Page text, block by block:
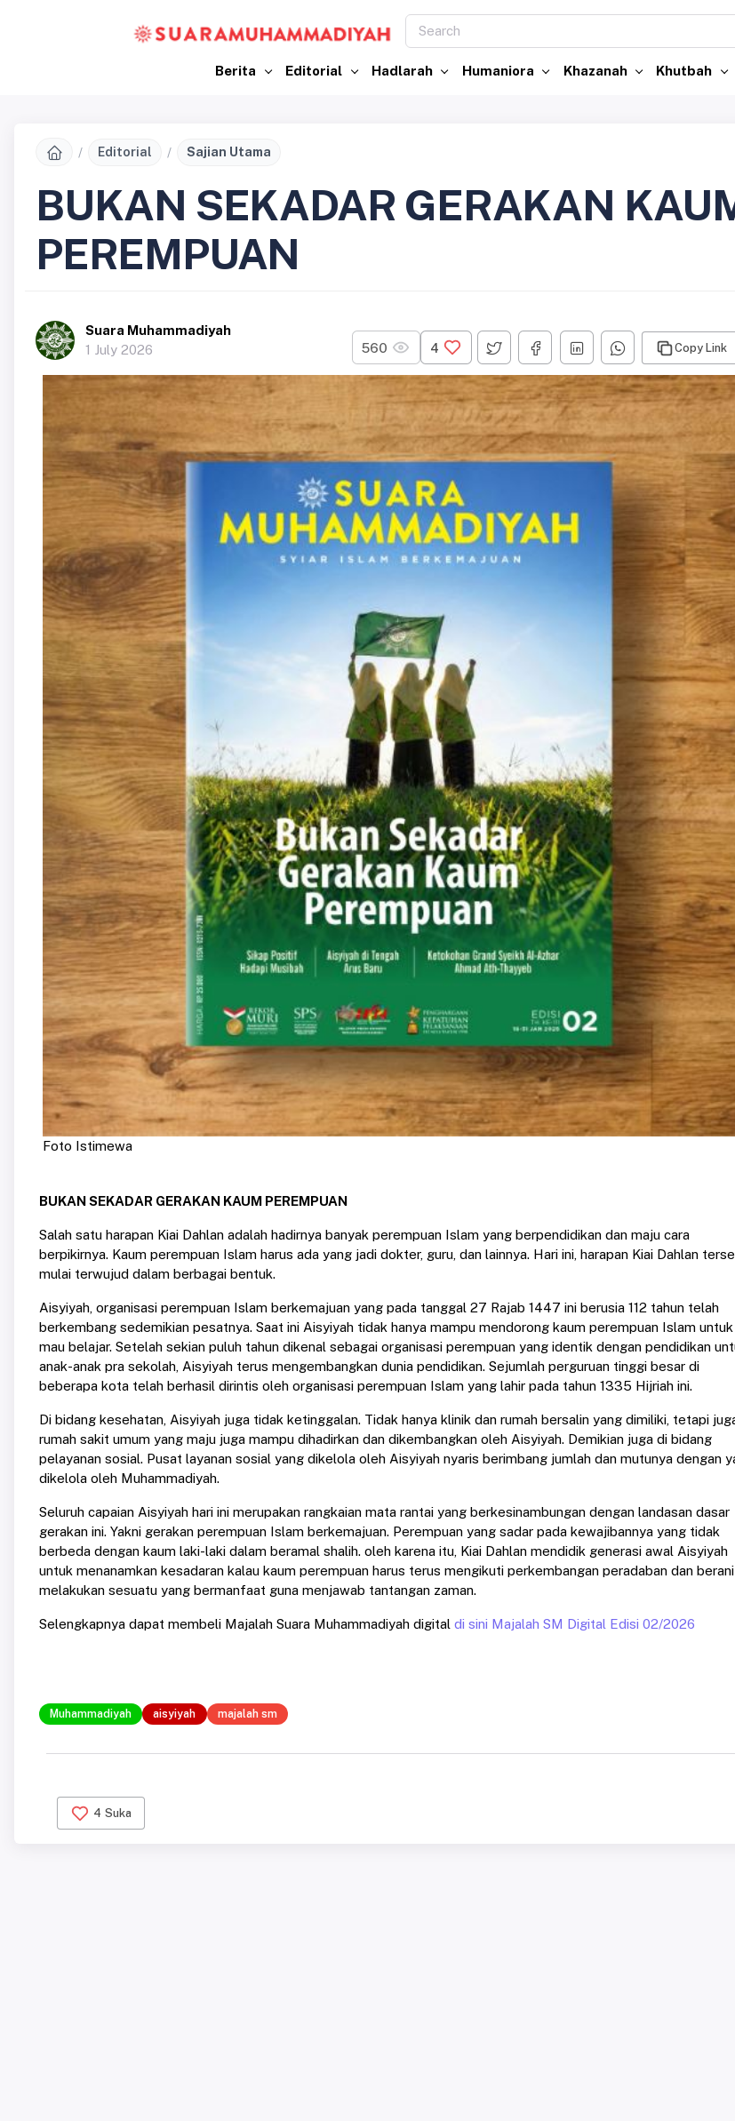
Berita Editorial Hadlarah Humaniora Khazanah Khutbah
Editorial Sajian Utama
BUKAN SEKADAR GERAKAN
PEREMPUAN
Suara Muhammadiyah
1 July 2026
560 4 Copy Link
Foto Istimewa
BUKAN SEKADAR GERAKAN KAUM PEREMPUAN
Salah satu harapan Kiai Dahlan adalah hadirnya banyak perempuan Islam yang berpendidikan dan maju cara
berpikirnya. Kaum perempuan Islam harus ada yang jadi dokter, guru, dan lainnya. Hari ini, harapan Kiai Dahlan
mulai terwujud dalam berbagai bentuk.
Aisyiyah, organisasi perempuan Islam berkemajuan yang pada tanggal 27 Rajab 1447 ini berusia 112 tahun telah
berkembang sedemikian pesatnya. Saat ini Aisyiyah tidak hanya mampu mendorong kaum perempuan Islam untuk
mau belajar. Setelah sekian puluh tahun dikenal sebagai organisasi perempuan yang identik dengan pendidikan
anak-anak pra sekolah, Aisyiyah terus mengembangkan dunia pendidikan. Sejumlah perguruan tinggi besar di
beberapa kota telah berhasil dirintis oleh organisasi perempuan Islam yang lahir pada tahun 1335 Hijriah ini.
Di bidang kesehatan, Aisyiyah juga tidak ketinggalan. Tidak hanya klinik dan rumah bersalin yang dimiliki, tetapi
rumah sakit umum yang maju juga mampu dihadirkan dan dikembangkan oleh Aisyiyah. Demikian juga di bidang
pelayanan sosial. Pusat layanan sosial yang dikelola oleh Aisyiyah nyaris berimbang jumlah dan mutunya dengan
dikelola oleh Muhammadiyah.
Seluruh capaian Aisyiyah hari ini merupakan rangkaian mata rantai yang berkesinambungan dengan landasan dasar
gerakan ini. Yakni gerakan perempuan Islam berkemajuan. Perempuan yang sadar pada kewajibannya yang tidak
berbeda dengan kaum laki-laki dalam beramal shalih. oleh karena itu, Kiai Dahlan mendidik generasi awal Aisyiyah
untuk menanamkan kesadaran kalau kaum perempuan harus terus mengikuti perkembangan peradaban dan berani
melakukan sesuatu yang bermanfaat guna menjawab tantangan zaman.
Selengkapnya dapat membeli Majalah Suara Muhammadiyah digital di sini Majalah SM Digital Edisi 02/2026
Muhammadiyah aisyiyah majalah sm
4 Suka